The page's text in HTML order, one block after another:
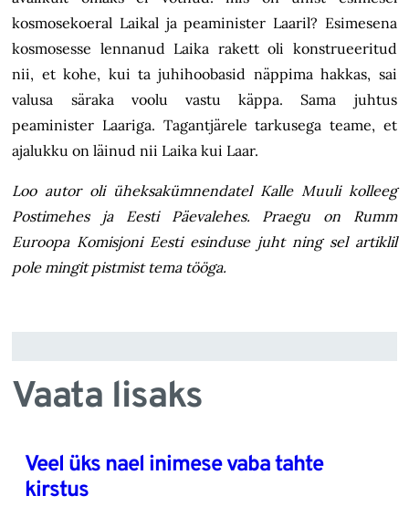
kosmosekoeral Laikal ja peaminister Laaril? Esimesena
kosmosesse lennanud Laika rakett oli konstrueeritud
nii, et kohe, kui ta juhihoobasid näppima hakkas, sai
valusa säraka voolu vastu käppa. Sama juhtus
peaminister Laariga. Tagantjärele tarkusega teame, et
ajalukku on läinud nii Laika kui Laar.
Loo autor oli üheksakümnendatel Kalle Muuli kolleeg
Postimehes ja Eesti Päevalehes. Praegu on Rumm
Euroopa Komisjoni Eesti esinduse juht ning sel artiklil
pole mingit pistmist tema tööga.
Vaata lisaks
Veel üks nael inimese vaba tahte
kirstus